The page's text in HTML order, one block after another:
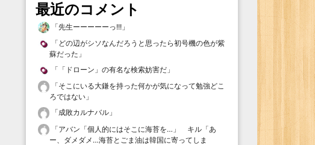
最近のコメント
「先生ーーーーーっ!!! 」
「 どの辺がシソなんだろうと思ったら初号機の色が紫
蘇だった 」
「 「ドローン」の有名な検索妨害だ 」
「そこにいる大鎌を持った何かが気になって勉強どこ
ろではない 」
「成敗カルナバル 」
「アバン「個人的にはそこに海苔を…」 キル「あ
ー、ダメダメ…海苔とごま油は韓国に寄ってしま